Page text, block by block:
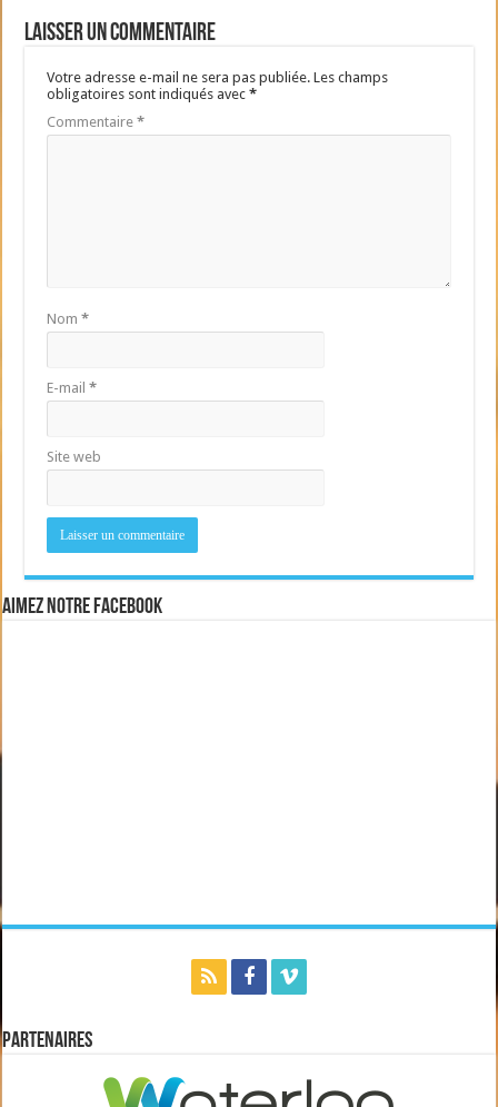
Laisser un commentaire
Votre adresse e-mail ne sera pas publiée. Les champs
obligatoires sont indiqués avec*
Commentaire*
Nom*
E-mail*
Site web
Aimez notre Facebook
Partenaires